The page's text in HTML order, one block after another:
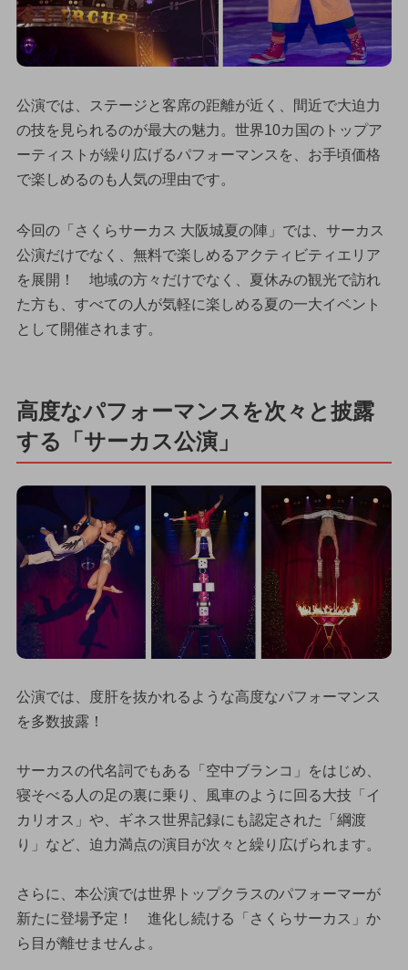
公演では、ステージと客席の距離が近く、間近で大迫力
の技を見られるのが最大の魅力。世界10カ国のトップア
ーティストが繰り広げるパフォーマンスを、お手頃価格
で楽しめるのも人気の理由です。
今回の「さくらサーカス 大阪城夏の陣」では、サーカス
公演だけでなく、無料で楽しめるアクティビティエリア
を展開！ 地域の方々だけでなく、夏休みの観光で訪れ
た方も、すべての人が気軽に楽しめる夏の一大イベント
として開催されます。
高度なパフォーマンスを次々と披露
する「サーカス公演」
公演では、度肝を抜かれるような高度なパフォーマンス
を多数披露！
サーカスの代名詞でもある「空中ブランコ」をはじめ、
寝そべる人の足の裏に乗り、風車のように回る大技「イ
カリオス」や、ギネス世界記録にも認定された「綱渡
り」など、迫力満点の演目が次々と繰り広げられます。
さらに、本公演では世界トップクラスのパフォーマーが
新たに登場予定！ 進化し続ける「さくらサーカス」か
ら目が離せませんよ。